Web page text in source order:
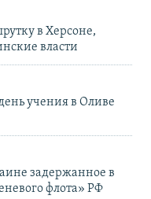
в Херсоне,
власти
учения в Оливе
задержанное в
флота» РФ